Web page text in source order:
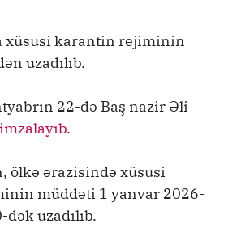
xüsusi karantin rejiminin
uzadılıb.
22-də Baş nazir Əli
imzalayıb.
ölkə ərazisində xüsusi
müddəti 1 yanvar 2026-
uzadılıb.